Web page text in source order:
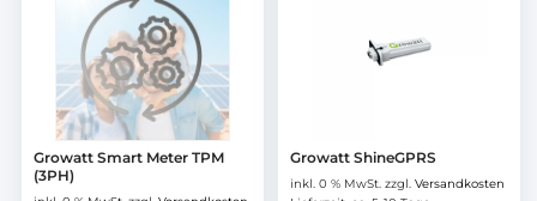
Growatt Smart Meter TPM
(3PH)
Growatt ShineGPRS
inkl. 0 % MwSt. zzgl. Versandkosten